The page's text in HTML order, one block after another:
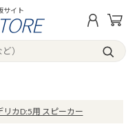
サイト
リカD:5用 スピーカー